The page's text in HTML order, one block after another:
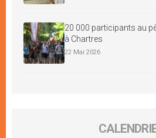
20 000 participants au
à Chartres
22 Mai 2026